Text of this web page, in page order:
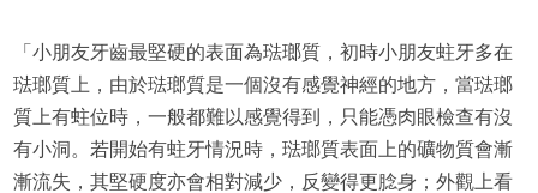
「小朋友牙齒最堅硬的表面為琺瑯質，初時小朋友蛀牙多在
琺瑯質上，由於琺瑯質是一個沒有感覺神經的地方，當琺瑯
質上有蛀位時，一般都難以感覺得到，只能憑肉眼檢查有沒
有小洞。若開始有蛀牙情況時，琺瑯質表面上的礦物質會漸
漸流失，其堅硬度亦會相對減少，反變得更腍身；外觀上看